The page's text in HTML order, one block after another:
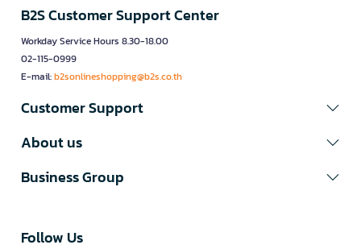
B2S Customer Support Center
Workday Service Hours 8.30-18.00
02-115-0999
E-mail:b2sonlineshopping@b2s.co.th
Customer Support
About us
Business Group
Follow Us​